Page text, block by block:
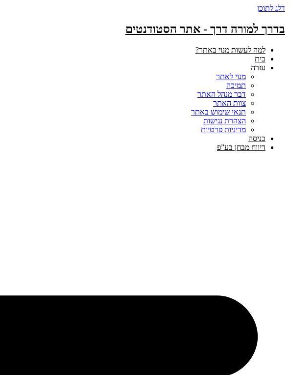
דלג לתוכן
בדרך למורה דרך - אתר הסטודנטים
למה לעשות מנוי באתר?
בית
עזרה
מנוי לאתר
תמיכה
דבר מנהל האתר
צוות האתר
תנאי שימוש באתר
הצהרת נגישות
מדיניות פרטיות
כניסה
דיווח מבחן בע”פ